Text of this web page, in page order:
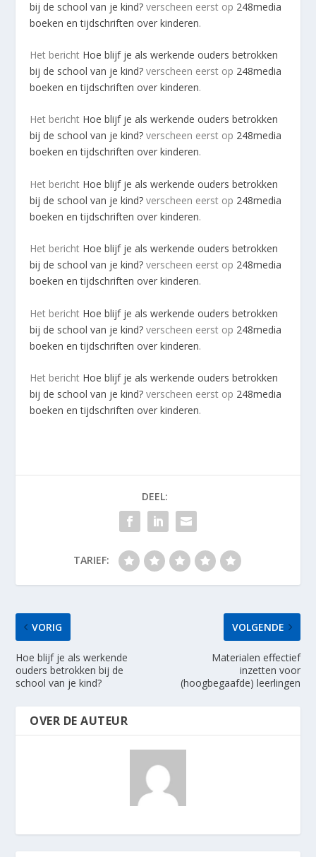
bij de school van je kind? verscheen eerst op 248media
boeken en tijdschriften over kinderen.
Het bericht Hoe blijf je als werkende ouders betrokken
bij de school van je kind? verscheen eerst op 248media
boeken en tijdschriften over kinderen.
Het bericht Hoe blijf je als werkende ouders betrokken
bij de school van je kind? verscheen eerst op 248media
boeken en tijdschriften over kinderen.
Het bericht Hoe blijf je als werkende ouders betrokken
bij de school van je kind? verscheen eerst op 248media
boeken en tijdschriften over kinderen.
Het bericht Hoe blijf je als werkende ouders betrokken
bij de school van je kind? verscheen eerst op 248media
boeken en tijdschriften over kinderen.
Het bericht Hoe blijf je als werkende ouders betrokken
bij de school van je kind? verscheen eerst op 248media
boeken en tijdschriften over kinderen.
Het bericht Hoe blijf je als werkende ouders betrokken
bij de school van je kind? verscheen eerst op 248media
boeken en tijdschriften over kinderen.
DEEL:
TARIEF:
VORIG
Hoe blijf je als werkende
ouders betrokken bij de
school van je kind?
VOLGENDE
Materialen effectief
inzetten voor
(hoogbegaafde) leerlingen
OVER DE AUTEUR